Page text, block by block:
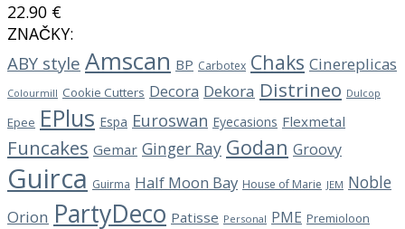
22.90 €
ZNAČKY:
ABY style Amscan BP Carbotex Chaks Cinereplicas
Colourmill Cookie Cutters Decora Dekora Distrineo Dulcop
Epee EPlus Espa Euroswan Eyecasions Flexmetal
Funcakes Gemar Ginger Ray Godan Groovy
Guirca Guirma Half Moon Bay House of Marie JEM Noble
Orion PartyDeco Patisse Personal PME Premioloon